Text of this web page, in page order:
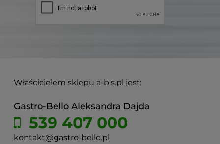
Właścicielem sklepu a-bis.pl jest:
Gastro-Bello Aleksandra Dajda
539 407 000
kontakt@gastro-bello.pl